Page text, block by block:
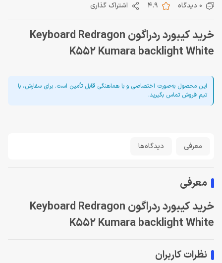
0 دیدگاه 4.9 اشتراک گذاری
خرید کیبورد ردراگون Keyboard Redragon
K552 Kumara backlight White
این محصول به‌صورت اختصاصی و با هماهنگی قابل تأمین است. برای سفارش، با
تیم فروش تماس بگیرید.
معرفی دیدگاه‌ها
معرفی
خرید کیبورد ردراگون Keyboard Redragon
K552 Kumara backlight White
نظرات کاربران